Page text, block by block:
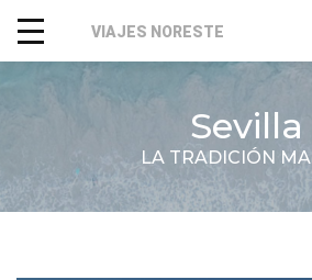
VIAJES NORESTE
Sevilla
LA TRADICIÓN